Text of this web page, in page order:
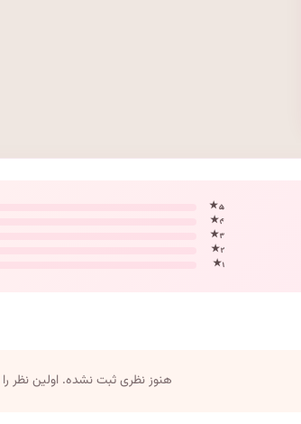
۵ ★
۴ ★
۳ ★
۲ ★
۱ ★
هنوز نظری ثبت نشده. اولین نظر را